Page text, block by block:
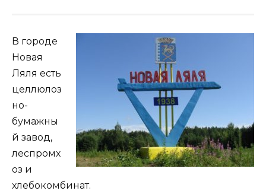
В городе
Новая
Ляля есть
целлюлоз
но-
бумажны
й завод,
леспромх
оз и
хлебокомбинат.